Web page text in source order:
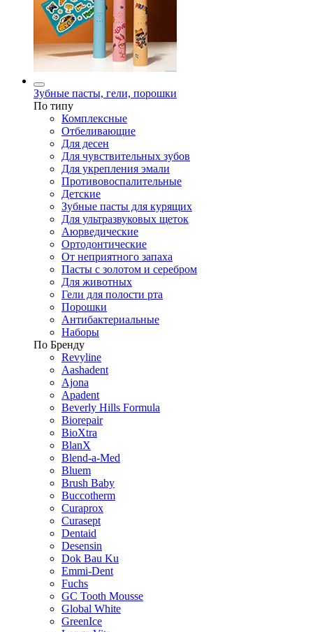
Зубные пасты, гели, порошки
По типу
Комплексные
Отбеливающие
Для десен
Для чувствительных зубов
Для укрепления эмали
Противовоспалительные
Детские
Зубные пасты для курящих
Для ультразвуковых щеток
Аюрведические
Ортодонтические
От неприятного запаха
Пасты с золотом и серебром
Для животных
Гели для полости рта
Порошки
Антибактериальные
Наборы
По Бренду
Revyline
Aashadent
Ajona
Apadent
Beverly Hills Formula
Biorepair
BioXtra
BlanX
Blend-a-Med
Bluem
Brush Baby
Buccotherm
Curaprox
Curasept
Dentaid
Desensin
Dok Bau Ku
Emmi-Dent
Fuchs
GC Tooth Mousse
Global White
GreenIce